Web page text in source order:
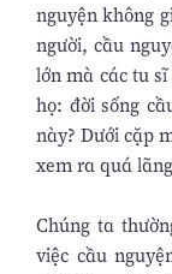
nguyện không
người, cầu
lớn mà các tu
họ: đời sống
này? Dưới cặp
xem ra quá
Chúng ta
việc cầu